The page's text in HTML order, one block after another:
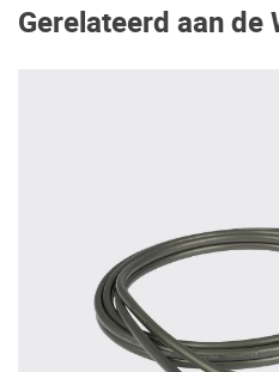
Gerelateerd aan de